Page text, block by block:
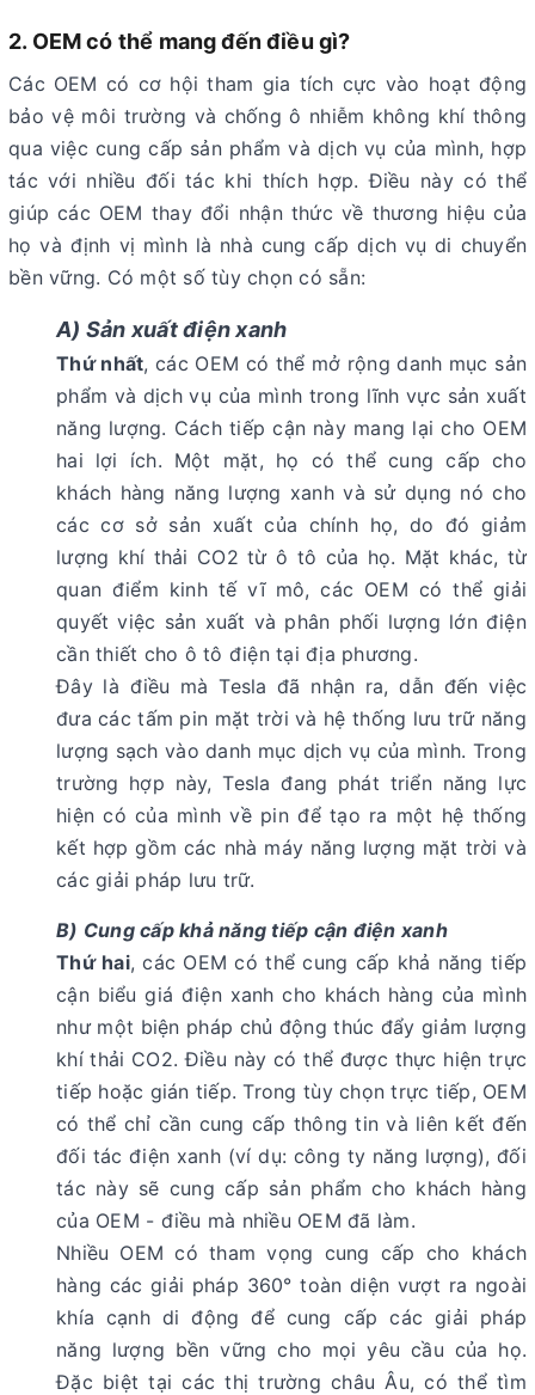
2. OEM có thể mang đến điều gì?
Các OEM có cơ hội tham gia tích cực vào hoạt động
bảo vệ môi trường và chống ô nhiễm không khí thông
qua việc cung cấp sản phẩm và dịch vụ của mình, hợp
tác với nhiều đối tác khi thích hợp. Điều này có thể
giúp các OEM thay đổi nhận thức về thương hiệu của
họ và định vị mình là nhà cung cấp dịch vụ di chuyển
bền vững. Có một số tùy chọn có sẵn:
A) Sản xuất điện xanh
Thứ nhất, các OEM có thể mở rộng danh mục sản
phẩm và dịch vụ của mình trong lĩnh vực sản xuất
năng lượng. Cách tiếp cận này mang lại cho OEM
hai lợi ích. Một mặt, họ có thể cung cấp cho
khách hàng năng lượng xanh và sử dụng nó cho
các cơ sở sản xuất của chính họ, do đó giảm
lượng khí thải CO2 từ ô tô của họ. Mặt khác, từ
quan điểm kinh tế vĩ mô, các OEM có thể giải
quyết việc sản xuất và phân phối lượng lớn điện
cần thiết cho ô tô điện tại địa phương.
Đây là điều mà Tesla đã nhận ra, dẫn đến việc
đưa các tấm pin mặt trời và hệ thống lưu trữ năng
lượng sạch vào danh mục dịch vụ của mình. Trong
trường hợp này, Tesla đang phát triển năng lực
hiện có của mình về pin để tạo ra một hệ thống
kết hợp gồm các nhà máy năng lượng mặt trời và
các giải pháp lưu trữ.
B) Cung cấp khả năng tiếp cận điện xanh
Thứ hai, các OEM có thể cung cấp khả năng tiếp
cận biểu giá điện xanh cho khách hàng của mình
như một biện pháp chủ động thúc đẩy giảm lượng
khí thải CO2. Điều này có thể được thực hiện trực
tiếp hoặc gián tiếp. Trong tùy chọn trực tiếp, OEM
có thể chỉ cần cung cấp thông tin và liên kết đến
đối tác điện xanh (ví dụ: công ty năng lượng), đối
tác này sẽ cung cấp sản phẩm cho khách hàng
của OEM - điều mà nhiều OEM đã làm.
Nhiều OEM có tham vọng cung cấp cho khách
hàng các giải pháp 360° toàn diện vượt ra ngoài
khía cạnh di động để cung cấp các giải pháp
năng lượng bền vững cho mọi yêu cầu của họ.
Đặc biệt tại các thị trường châu Âu, có thể tìm